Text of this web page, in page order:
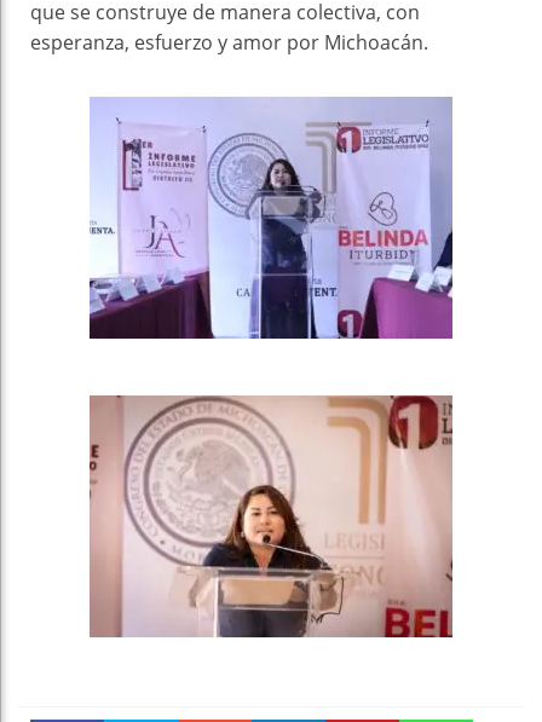
que se construye de manera colectiva, con
esperanza, esfuerzo y amor por Michoacán.